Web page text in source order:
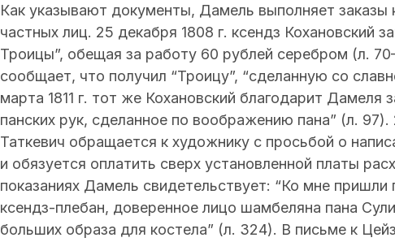
Как указывают документы, Дамель выполняет заказы
частных лиц. 25 декабря 1808 г. ксендз Кохановский
Троицы”, обещая за работу 60 рублей серебром (л.
сообщает, что получил “Троицу”, “сделанную со
марта 1811 г. тот же Кохановский благодарит Дамеля
панских рук, сделанное по воображению пана” (л. 97).
Таткевич обращается к художнику с просьбой о
и обязуется оплатить сверх установленной платы
показаниях Дамель свидетельствует: “Ко мне пришли
ксендз-плебан, доверенное лицо шамбеляна пана
больших образа для костела” (л. 324). В письме к